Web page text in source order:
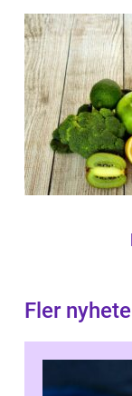
Fler